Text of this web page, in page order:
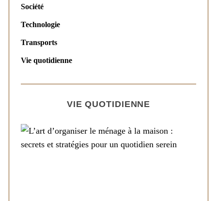
Société
Technologie
Transports
Vie quotidienne
VIE QUOTIDIENNE